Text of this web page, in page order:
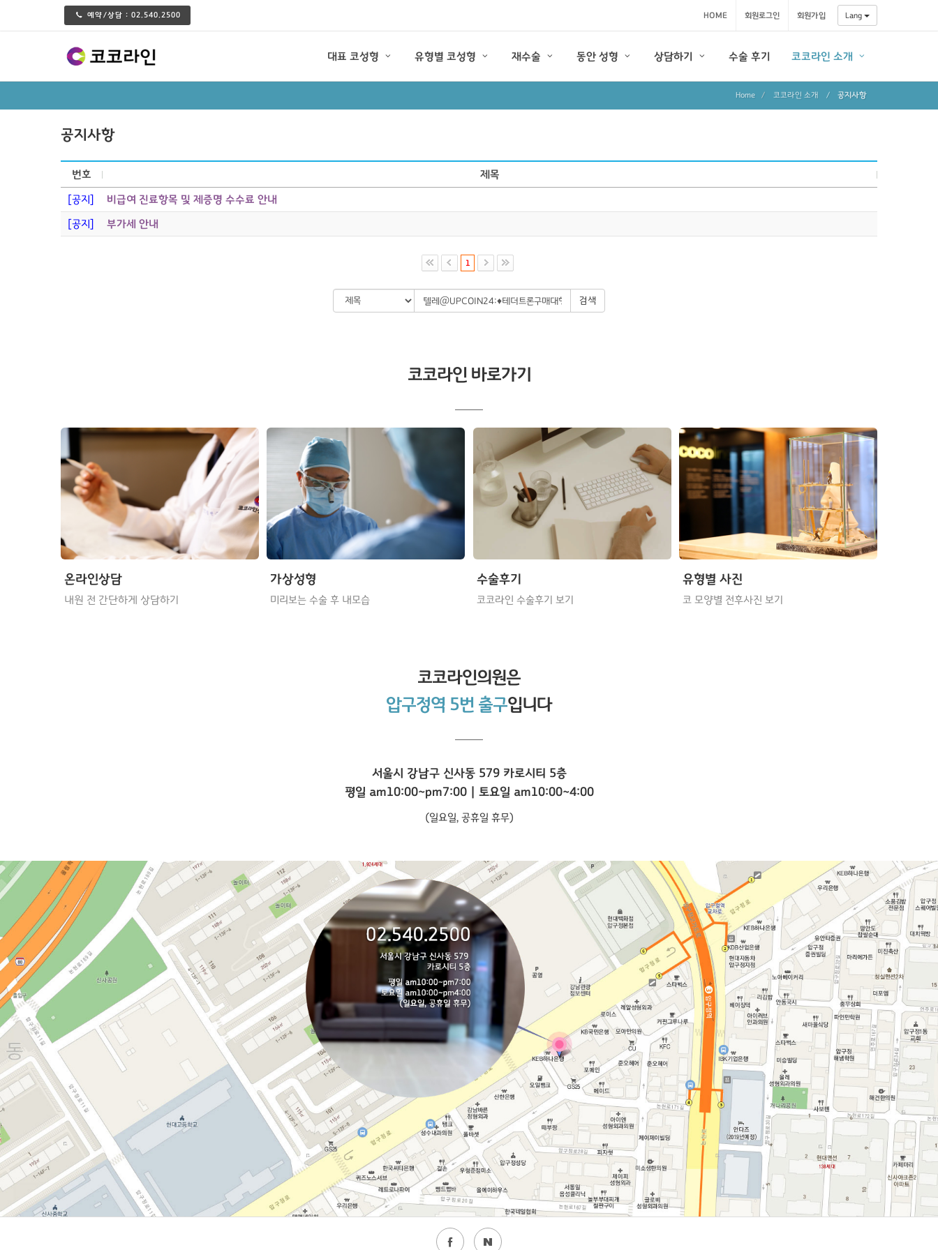
예약/상담 : 02.540.2500 HOME 회원로그인 회원가입 Lang
대표 코성형 유형별 코성형 재수술 동안 성형 상담하기 수술 후기 코코라인 소개
Home 코코라인 소개 / 공지사항
공지사항
번호 제목
[공지] 비급여 진료항목 및 제증명 수수료 안내
[공지] 부가세 안내
1
검색
코코라인 바로가기
온라인상담
내원 전 간단하게 상담하기
가상성형
미리보는 수술 후 내모습
수술후기
코코라인 수술후기 보기
유형별 사진
코 모양별 전후사진 보기
코코라인의원은
압구정역 5번 출구입니다
서울시 강남구 신사동 579 카로시티 5층
평일 am10:00~pm7:00 | 토요일 am10:00~4:00
(일요일, 공휴일 휴무)